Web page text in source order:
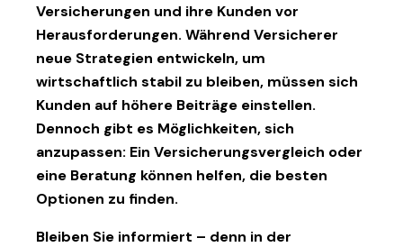
Versicherungen und ihre Kunden vor
Herausforderungen. Während Versicherer
neue Strategien entwickeln, um
wirtschaftlich stabil zu bleiben, müssen sich
Kunden auf höhere Beiträge einstellen.
Dennoch gibt es Möglichkeiten, sich
anzupassen: Ein Versicherungsvergleich oder
eine Beratung können helfen, die besten
Optionen zu finden.
Bleiben Sie informiert – denn in der